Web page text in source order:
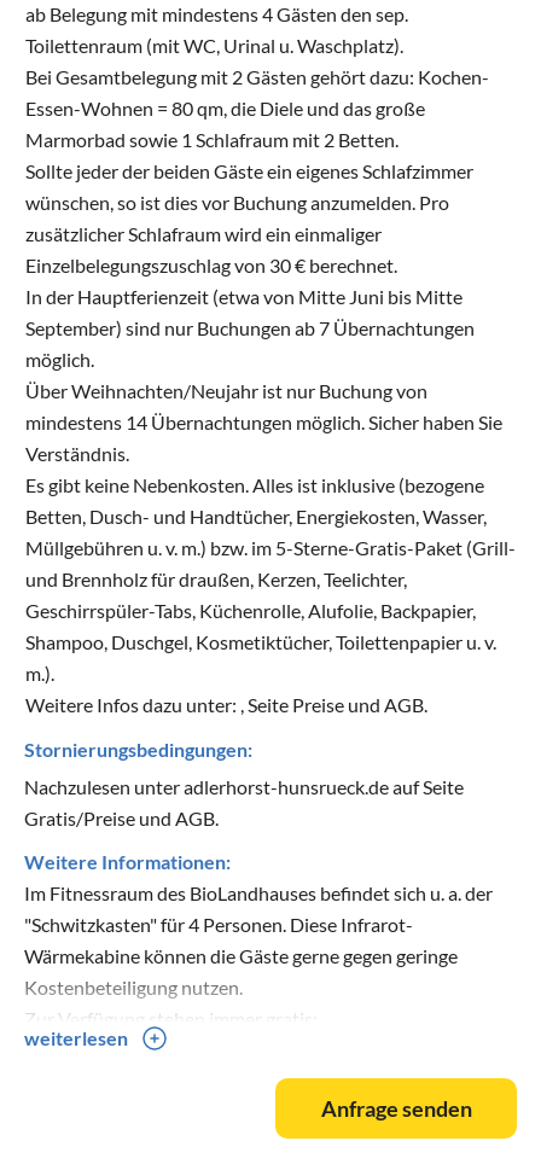
ab Belegung mit mindestens 4 Gästen den sep.
Toilettenraum (mit WC, Urinal u. Waschplatz).
Bei Gesamtbelegung mit 2 Gästen gehört dazu: Kochen-
Essen-Wohnen = 80 qm, die Diele und das große
Marmorbad sowie 1 Schlafraum mit 2 Betten.
Sollte jeder der beiden Gäste ein eigenes Schlafzimmer
wünschen, so ist dies vor Buchung anzumelden. Pro
zusätzlicher Schlafraum wird ein einmaliger
Einzelbelegungszuschlag von 30 € berechnet.
In der Hauptferienzeit (etwa von Mitte Juni bis Mitte
September) sind nur Buchungen ab 7 Übernachtungen
möglich.
Über Weihnachten/Neujahr ist nur Buchung von
mindestens 14 Übernachtungen möglich. Sicher haben Sie
Verständnis.
Es gibt keine Nebenkosten. Alles ist inklusive (bezogene
Betten, Dusch- und Handtücher, Energiekosten, Wasser,
Müllgebühren u. v. m.) bzw. im 5-Sterne-Gratis-Paket (Grill-
und Brennholz für draußen, Kerzen, Teelichter,
Geschirrspüler-Tabs, Küchenrolle, Alufolie, Backpapier,
Shampoo, Duschgel, Kosmetiktücher, Toilettenpapier u. v.
m.).
Weitere Infos dazu unter: , Seite Preise und AGB.
Stornierungsbedingungen:
Nachzulesen unter adlerhorst-hunsrueck.de auf Seite
Gratis/Preise und AGB.
Weitere Informationen:
Im Fitnessraum des BioLandhauses befindet sich u. a. der
"Schwitzkasten" für 4 Personen. Diese Infrarot-
Wärmekabine können die Gäste gerne gegen geringe
Kostenbeteiligung nutzen.
Zur Verfügung stehen immer gratis:
Doppel-Carport für Gäste.
Möblierte Balkone und Terrassen, Gratis-Parkplätze,
abschließbare Garage (für Motor- und Fahrräder,
weiterlesen
Anfrage senden